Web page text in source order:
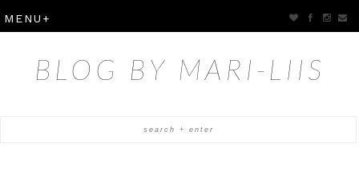
BLOG BY MARI-LIIS